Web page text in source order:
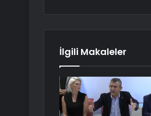
İlgili Makaleler